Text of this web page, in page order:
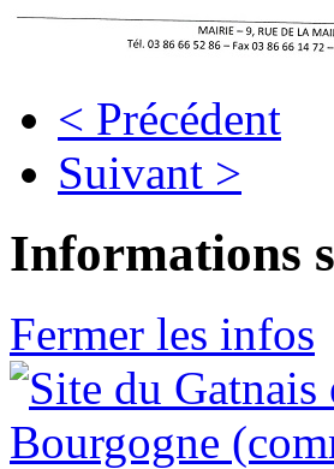
< Précédent
Suivant >
Informations
Fermer les infos